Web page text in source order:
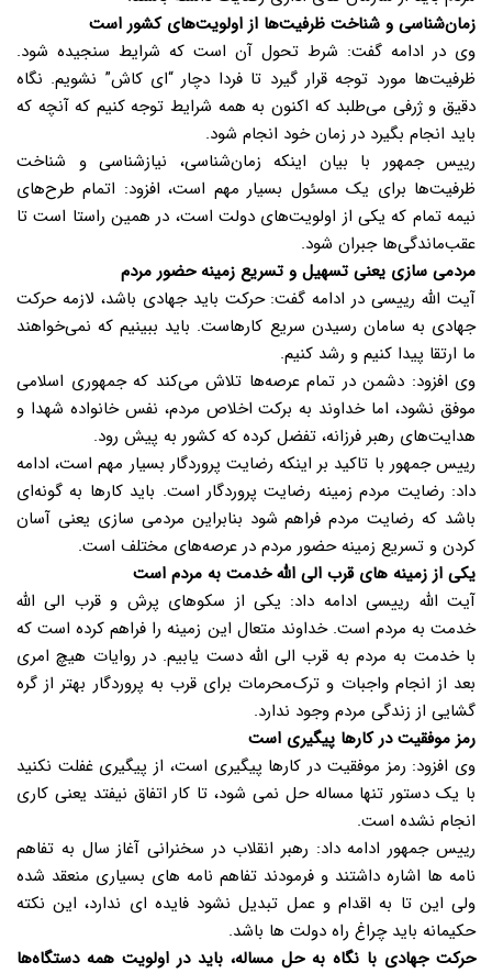
زمان‌شناسی و شناخت ظرفیت‌ها از اولویت‌های کشور است
وی در ادامه گفت: شرط تحول آن است که شرایط سنجیده شود.
ظرفیت‌ها مورد توجه قرار گیرد تا فردا دچار “ای کاش” نشویم. نگاه
دقیق و ژرفی می‌طلبد که اکنون به همه شرایط توجه کنیم که آنچه که
باید انجام بگیرد در زمان خود انجام شود.
رییس جمهور با بیان اینکه زمان‌شناسی، نیازشناسی و شناخت
ظرفیت‌ها برای یک مسئول بسیار مهم است، افزود: اتمام طرح‌های
نیمه تمام که یکی از اولویت‌های دولت است، در همین راستا است تا
عقب‌ماندگی‌ها جبران شود.
مردمی سازی یعنی تسهیل و تسریع زمینه حضور مردم
آیت الله رییسی در ادامه گفت: حرکت باید جهادی باشد، لازمه حرکت
جهادی به سامان رسیدن سریع کارهاست. باید ببینیم که نمی‌خواهند
ما ارتقا پیدا کنیم و رشد کنیم.
وی افزود: دشمن در تمام عرصه‌ها تلاش می‌کند که جمهوری اسلامی
موفق نشود، اما خداوند به برکت اخلاص مردم، نفس خانواده شهدا و
هدایت‌های رهبر فرزانه، تفضل کرده که کشور به پیش رود.
رییس جمهور با تاکید بر اینکه رضایت پروردگار بسیار مهم است، ادامه
داد: رضایت مردم زمینه رضایت پروردگار است. باید کارها به گونه‌ای
باشد که رضایت مردم فراهم شود بنابراین مردمی سازی یعنی آسان
کردن و تسریع زمینه حضور مردم در عرصه‌های مختلف است.
یکی از زمینه های قرب الی الله خدمت به مردم است
آیت الله رییسی ادامه داد: یکی از سکوهای پرش و قرب الی الله
خدمت به مردم است. خداوند متعال این زمینه را فراهم کرده است که
با خدمت به مردم به قرب الی الله دست یابیم. در روایات هیچ امری
بعد از انجام واجبات و ترک‌محرمات برای قرب به پروردگار بهتر از گره
گشایی از زندگی مردم وجود ندارد.
رمز موفقیت در کارها پیگیری است
وی افزود: رمز موفقیت در کارها پیگیری است، از پیگیری غفلت نکنید
با یک دستور تنها مساله حل نمی شود، تا کار اتفاق نیفتد یعنی کاری
انجام نشده است.
رییس جمهور ادامه داد: رهبر انقلاب در سخنرانی آغاز سال به تفاهم
نامه ها اشاره داشتند و فرمودند تفاهم نامه های بسیاری منعقد شده
ولی این تا به اقدام و عمل تبدیل نشود فایده ای ندارد، این نکته
حکیمانه باید چراغ راه دولت ها باشد.
حرکت جهادی با نگاه به حل مساله، باید در اولویت همه دستگاه‌ها